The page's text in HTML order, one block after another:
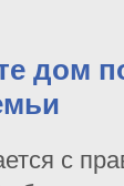
дом
с